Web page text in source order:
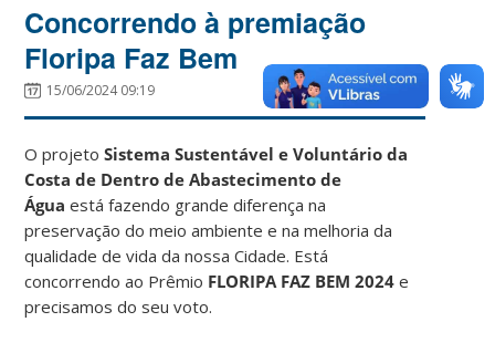
Concorrendo à premiação
Floripa Faz Bem
15/06/2024 09:19
O projetoSistema Sustentável e Voluntário da
Costa de Dentro de Abastecimento de
Água está fazendo grande diferença na
preservação do meio ambiente e na melhoria da
qualidade de vida da nossa Cidade. Está
concorrendo ao Prêmio FLORIPA FAZ BEM 2024e
precisamos do seu voto.